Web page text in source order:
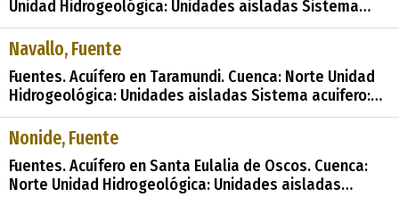
Unidad Hidrogeológica: Unidades aisladas Sistema
acuifero: Acuífero aislado Toponimia: Sondeo Nogueirón
Cota: 720 Profundidad: 110.00 Naturaleza: Sondeo Uso:
Abastecimiento a núcleos urbanos Perímetro: No tiene
perímetro
Navallo, Fuente
Fuentes. Acuífero en Taramundi. Cuenca: Norte Unidad
Hidrogeológica: Unidades aisladas Sistema acuifero:
Acuífero aislado Toponimia: Fuente Navallo Cota: 620
Naturaleza: Manantial Uso: Fuente pública Perímetro:
No se sabe Nota: Si no hay ninguna indicación, se
considera «ag
Nonide, Fuente
Fuentes. Acuífero en Santa Eulalia de Oscos. Cuenca:
Norte Unidad Hidrogeológica: Unidades aisladas